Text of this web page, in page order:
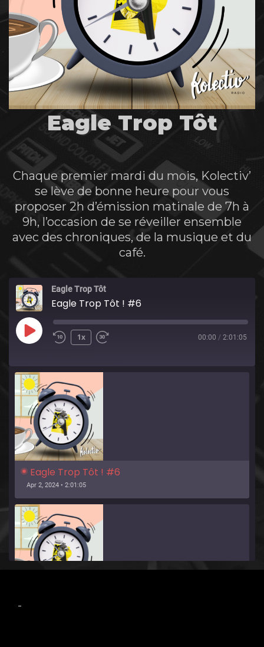
Eagle Trop Tôt
Chaque premier mardi du mois, Kolectiv’
se lève de bonne heure pour vous
proposer 2h d’émission matinale de 7h à
9h, l’occasion de se réveiller ensemble
avec des chroniques, de la musique et du
café.
Eagle Trop Tôt
Eagle Trop Tôt ! #6
Play
1x 00:00 / 2:01:05
Eagle Trop Tôt ! #6
Apr 2, 2024 • 2:01:05
Eagle Trop Tôt ! #5
-